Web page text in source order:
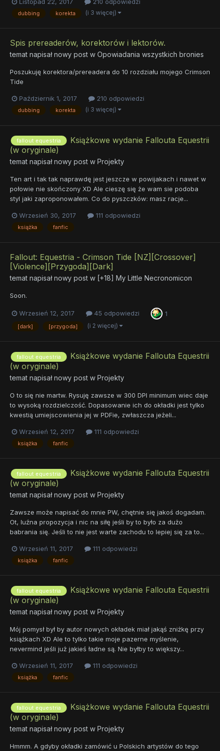
dubbing korekta (i 3 więcej)
Spis prereaderów, korektorów i lektorów.
temat napisał nowy post w Opowiadania wszystkich bronies
Poszukuję korektora/prereadera do 10 rozdziału mojego Crimson
Tide
Październik 1, 2017 210 odpowiedzi
dubbing korekta (i 3 więcej)
fallout equestria
Książkowe wydanie Fallouta Equestrii
(w oryginale)
temat napisał nowy post w Projekty
Ten art i tak tak naprawdę jest jeszcze w powijakach i nawet w
połowie nie skończony XD Ale cieszę się że wam sie podoba
styl jaki zaproponowałem. Co do pyszczków: masz racje...
Wrzesień 30, 2017 111 odpowiedzi
książka fanfic
Fallout: Equestria - Crimson Tide [NZ][Crossover]
[Violence][Przygoda][Dark]
temat napisał nowy post w [+18] My Little Necronomicon
Soon.
Wrzesień 12, 2017 45 odpowiedzi 1
[dark] [przygoda] (i 2 więcej)
fallout equestria
Książkowe wydanie Fallouta Equestrii
(w oryginale)
temat napisał nowy post w Projekty
O to się nie martw. Rysuję zawsze w 300 DPI minimum wiec daje
to wysoką rozdzielczość. Dopasowanie ich do okładki jest tylko
kwestią umiejscowienia jej w PDFie, zwłaszcza jeżeli...
Wrzesień 12, 2017 111 odpowiedzi
książka fanfic
fallout equestria
Książkowe wydanie Fallouta Equestrii
(w oryginale)
temat napisał nowy post w Projekty
Zawsze może napisać do mnie PW, chętnie się jakoś dogadam.
Ot, luźna propozycja i nic na siłę jeśli by to było za dużo
babrania się. Jeśli to nie jest warte zachodu to lepiej się za to...
Wrzesień 11, 2017 111 odpowiedzi
książka fanfic
fallout equestria
Książkowe wydanie Fallouta Equestrii
(w oryginale)
temat napisał nowy post w Projekty
Mój pomysł był by autor nowych okładek miał jakąś zniżkę przy
książkach XD Ale to tylko takie moje pazerne myślenie,
nevermind jeśli już jakieś ładne są. Nie byłby to większy...
Wrzesień 11, 2017 111 odpowiedzi
książka fanfic
fallout equestria
Książkowe wydanie Fallouta Equestrii
(w oryginale)
temat napisał nowy post w Projekty
Hmmm. A gdyby okładki zamówić u Polskich artystów do tego